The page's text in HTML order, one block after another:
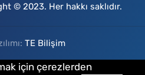
© 2023. Her hakkı saklıdır.
TE Bilişim
için çerezlerden